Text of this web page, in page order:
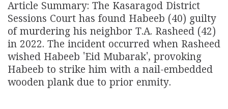
Article Summary: The Kasaragod District
Sessions Court has found Habeeb (40) guilty
of murdering his neighbor T.A. Rasheed (42)
in 2022. The incident occurred when Rasheed
wished Habeeb 'Eid Mubarak', provoking
Habeeb to strike him with a nail-embedded
wooden plank due to prior enmity.